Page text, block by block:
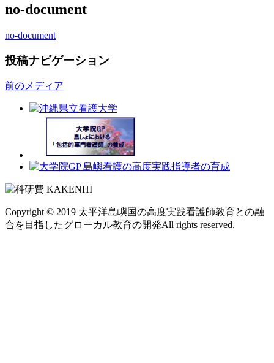
no-document
no-document
投稿ナビゲーション
前のメディア
Copyright © 2019 太平洋島嶼国の高度実践看護師教育との融
合を目指したグローカル教育の開発All rights reserved.